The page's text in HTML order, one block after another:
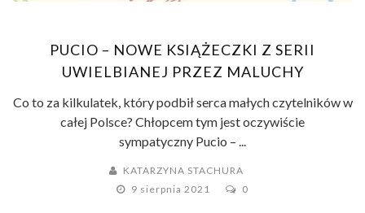
PUCIO – NOWE KSIĄŻECZKI Z SERII
UWIELBIANEJ PRZEZ MALUCHY
Co to za kilkulatek, który podbił serca małych czytelników w
całej Polsce? Chłopcem tym jest oczywiście
sympatyczny Pucio – ...
KATARZYNA STACHURA
9 sierpnia 2021
0